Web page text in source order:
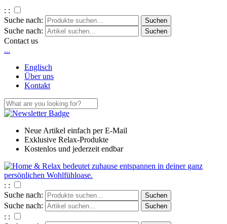
: :
Suche nach:
Suche nach:
Contact us
...
Englisch
Über uns
Kontakt
Neue Artikel einfach per E-Mail
Exklusive Relax-Produkte
Kostenlos und jederzeit endbar
: :
Suche nach:
Suche nach:
: :